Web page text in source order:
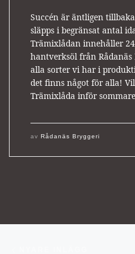
Succén är äntligen
släpps i begränsat antal
Trämixlådan innehåller
hantverksöl från
alla sorter vi har i
det finns något för alla!
Trämixlåda inför
av Rådanäs Bryggeri